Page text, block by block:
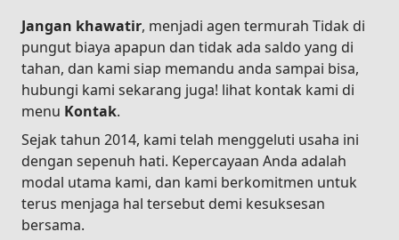
Jangan khawatir, menjadi agen termurah Tidak di
pungut biaya apapun dan tidak ada saldo yang di
tahan, dan kami siap memandu anda sampai bisa,
hubungi kami sekarang juga! lihat kontak kami di
menu Kontak.
Sejak tahun 2014, kami telah menggeluti usaha ini
dengan sepenuh hati. Kepercayaan Anda adalah
modal utama kami, dan kami berkomitmen untuk
terus menjaga hal tersebut demi kesuksesan
bersama.